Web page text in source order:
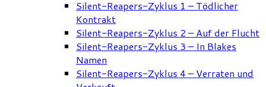
Silent-Reapers-Zyklus 1 – Tödlicher
Kontrakt
Silent-Reapers-Zyklus 2 – Auf der Flucht
Silent-Reapers-Zyklus 3 – In Blakes
Namen
Silent-Reapers-Zyklus 4 – Verraten und